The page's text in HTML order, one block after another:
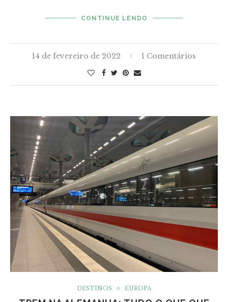
CONTINUE LENDO
14 de fevereiro de 2022 1 Comentários
DESTINOS EUROPA